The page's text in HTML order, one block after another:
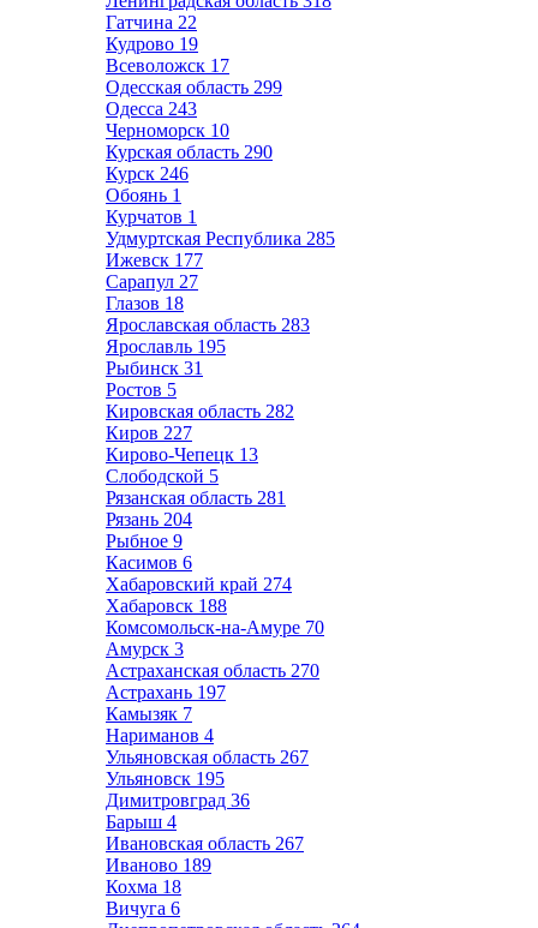
Гатчина 22
Кудрово 19
Всеволожск 17
Одесская область 299
Одесса 243
Черноморск 10
Курская область 290
Курск 246
Обоянь 1
Курчатов 1
Удмуртская Республика 285
Ижевск 177
Сарапул 27
Глазов 18
Ярославская область 283
Ярославль 195
Рыбинск 31
Ростов 5
Кировская область 282
Киров 227
Кирово-Чепецк 13
Слободской 5
Рязанская область 281
Рязань 204
Рыбное 9
Касимов 6
Хабаровский край 274
Хабаровск 188
Комсомольск-на-Амуре 70
Амурск 3
Астраханская область 270
Астрахань 197
Камызяк 7
Нариманов 4
Ульяновская область 267
Ульяновск 195
Димитровград 36
Барыш 4
Ивановская область 267
Иваново 189
Кохма 18
Вичуга 6